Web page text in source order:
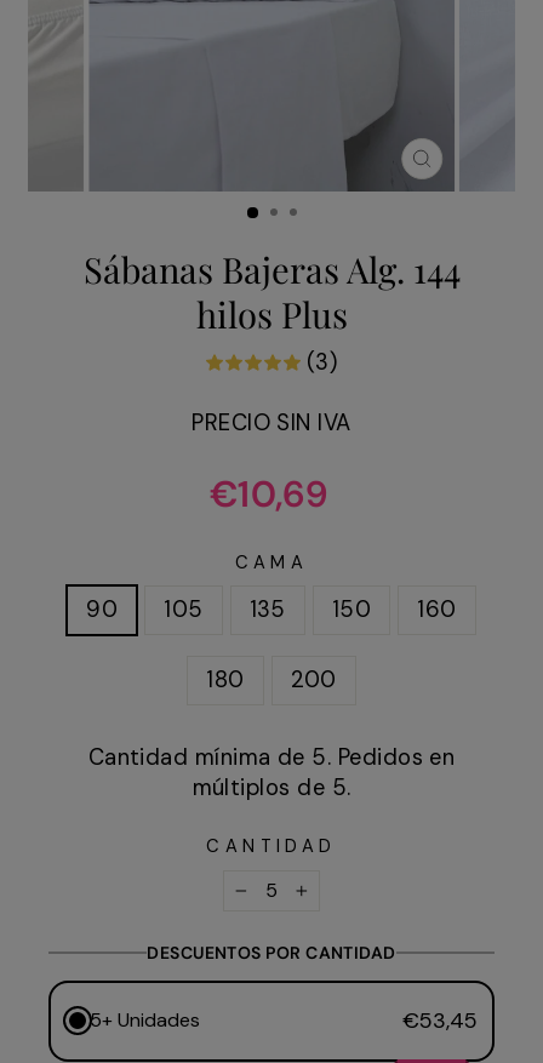
CERRAR
(ESC)
Sábanas Bajeras Alg. 144
hilos Plus
(3)
PRECIO SIN IVA
Precio
habitual
€10,69
CAMA
90 105 135 150 160
180 200
Cantidad mínima de 5. Pedidos en
múltiplos de 5.
CANTIDAD
DESCUENTOS POR CANTIDAD
5+ Unidades €53,45